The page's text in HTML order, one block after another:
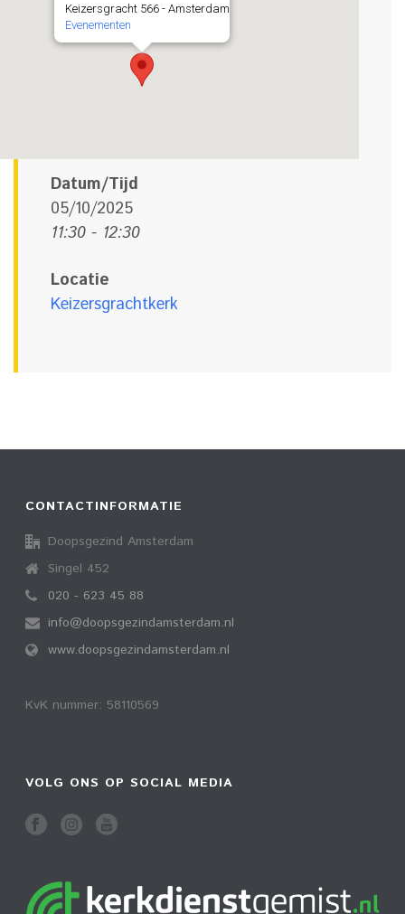
Keizersgracht 566 - Amsterdam
Evenementen
Datum/Tijd
05/10/2025
11:30 - 12:30
Locatie
Keizersgrachtkerk
CONTACTINFORMATIE
Doopsgezind Amsterdam
Singel 452
020 - 623 45 88
info@doopsgezindamsterdam.nl
www.doopsgezindamsterdam.nl
KvK nummer: 58110569
VOLG ONS OP SOCIAL MEDIA